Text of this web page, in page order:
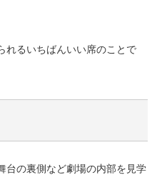
れるいちばんいい席のことで
台の裏側など劇場の内部を見学